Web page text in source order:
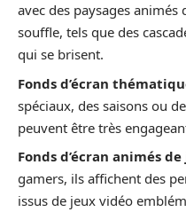
avec des paysages animés
souffle, tels que des
qui se brisent.
Fonds d’écran
spéciaux, des saisons ou
peuvent être très
Fonds d’écran animés
gamers, ils affichent des
issus de jeux vidéo